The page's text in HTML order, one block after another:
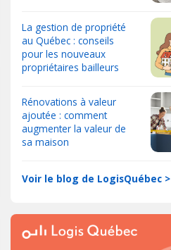
La gestion de propriété
au Québec : conseils
pour les nouveaux
propriétaires bailleurs
Rénovations à valeur
ajoutée : comment
augmenter la valeur de
sa maison
Voir le blog de LogisQuébec >